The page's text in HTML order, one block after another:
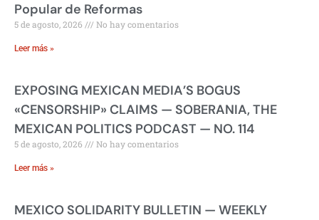
Popular de Reformas
5 de agosto, 2026 No hay comentarios
Leer más »
EXPOSING MEXICAN MEDIA’S BOGUS
«CENSORSHIP» CLAIMS — SOBERANIA, THE
MEXICAN POLITICS PODCAST — NO. 114
5 de agosto, 2026 No hay comentarios
Leer más »
MEXICO SOLIDARITY BULLETIN — WEEKLY